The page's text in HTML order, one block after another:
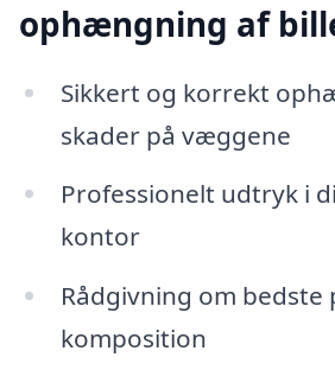
ophængning af
Sikkert og korrekt
skader på væggene
Professionelt udtryk i
kontor
Rådgivning om bedste
komposition